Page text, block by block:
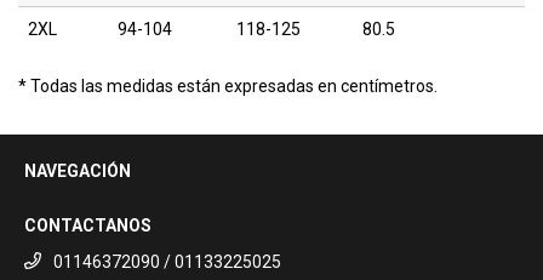
2XL 94-104 118-125 80.5
* Todas las medidas están expresadas en centímetros.
NAVEGACIÓN
CONTACTANOS
01146372090 / 01133225025